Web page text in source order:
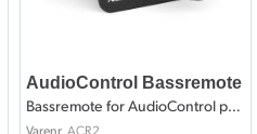
AudioControl Bassremote
Bassremote for AudioControl produkter
Varenr ACR2